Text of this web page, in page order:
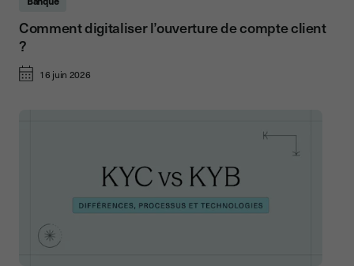
Comment digitaliser l’ouverture de compte client
?
16 juin 2026